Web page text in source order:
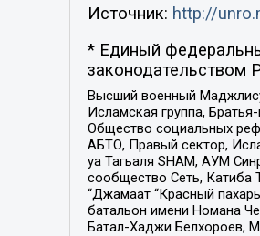
Источник: http://
* Единый
законодательством
Высший военный
Исламская группа,
Общество социальных
АБТО, Правый сектор,
уа Тагьаля SHAM, АУМ
сообщество Сеть, Катиба
“Джамаат “Красный
батальон имени Номана
Батал-Хаджи Белхороев,